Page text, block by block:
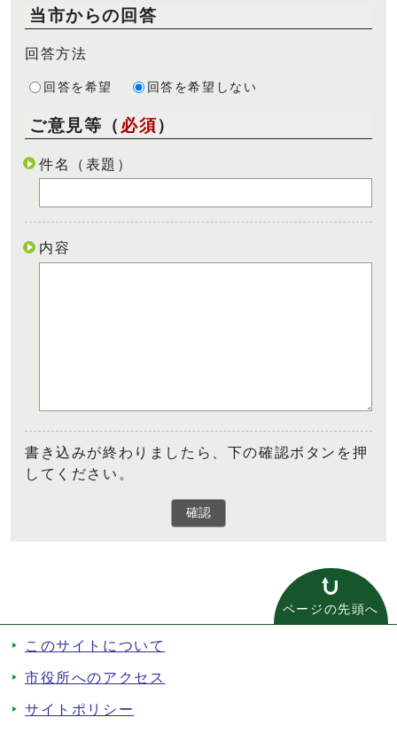
当市からの回答
回答方法
回答を希望 回答を希望しない
ご意見等（ 必須）
件名（表題）
内容
書き込みが終わりましたら、下の確認ボタンを押
してください。
確認
ページの先頭へ
このサイトについて
市役所へのアクセス
サイトポリシー